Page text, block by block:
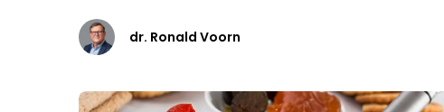
dr. Ronald Voorn